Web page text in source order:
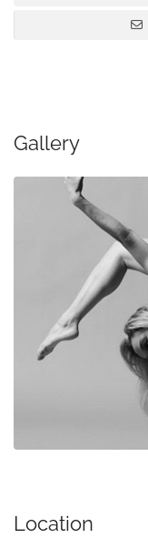
Gallery
Location